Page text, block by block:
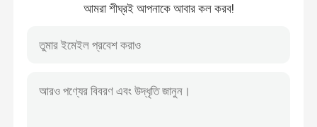
আমরা শীঘ্রই আপনাকে আবার কল করব!